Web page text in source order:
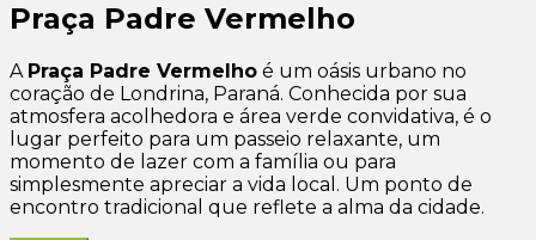
Praça Padre Vermelho
A Praça Padre Vermelho é um oásis urbano no
coração de Londrina, Paraná. Conhecida por sua
atmosfera acolhedora e área verde convidativa, é o
lugar perfeito para um passeio relaxante, um
momento de lazer com a família ou para
simplesmente apreciar a vida local. Um ponto de
encontro tradicional que reflete a alma da cidade.